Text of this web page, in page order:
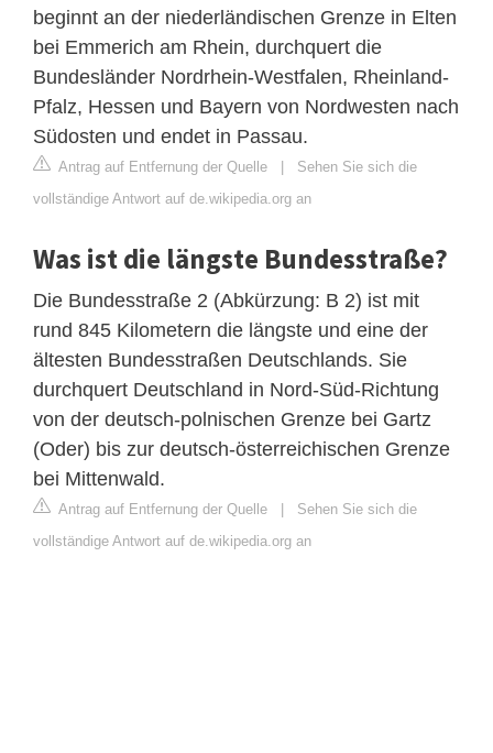
beginnt an der niederländischen Grenze in Elten
bei Emmerich am Rhein, durchquert die
Bundesländer Nordrhein-Westfalen, Rheinland-
Pfalz, Hessen und Bayern von Nordwesten nach
Südosten und endet in Passau.
Antrag auf Entfernung der Quelle | Sehen Sie sich die
vollständige Antwort auf de.wikipedia.org an
Was ist die längste Bundesstraße?
Die Bundesstraße 2 (Abkürzung: B 2) ist mit
rund 845 Kilometern die längste und eine der
ältesten Bundesstraßen Deutschlands. Sie
durchquert Deutschland in Nord-Süd-Richtung
von der deutsch-polnischen Grenze bei Gartz
(Oder) bis zur deutsch-österreichischen Grenze
bei Mittenwald.
Antrag auf Entfernung der Quelle | Sehen Sie sich die
vollständige Antwort auf de.wikipedia.org an